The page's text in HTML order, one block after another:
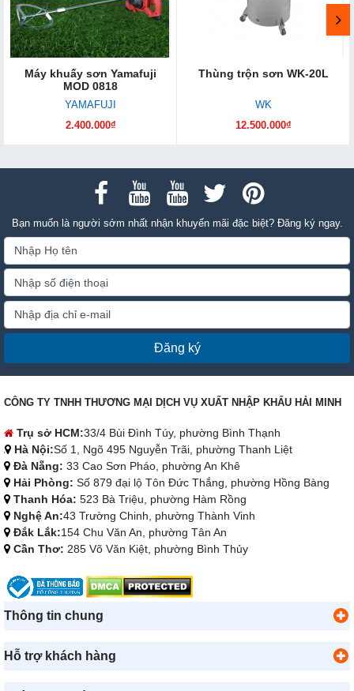
Máy khuấy sơn Yamafuji
MOD 0818
YAMAFUJI
2.400.000₫
Thùng trộn sơn WK-20L
WK
12.500.000₫
Bạn muốn là người sớm nhất nhận khuyến mãi đặc biệt? Đăng ký ngay.
Đăng ký
CÔNG TY TNHH THƯƠNG MẠI DỊCH VỤ XUẤT NHẬP KHẨU HẢI MINH
Trụ sở HCM:33/4 Bùi Đình Túy, phường Bình Thạnh
Hà Nội:Số 1, Ngõ 495 Nguyễn Trãi, phường Thanh Liệt
Đà Nẵng: 33 Cao Sơn Pháo, phường An Khê
Hải Phòng: Số 879 đại lộ Tôn Đức Thắng, phường Hồng Bàng
Thanh Hóa: 523 Bà Triệu, phường Hàm Rồng
Nghệ An:43 Trường Chinh, phường Thành Vinh
Đắk Lắk:154 Chu Văn An, phường Tân An
Cần Thơ: 285 Võ Văn Kiệt, phường Bình Thủy
Thông tin chung
Hỗ trợ khách hàng